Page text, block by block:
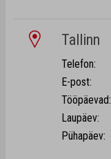
Tallinn
Telefon:
E-post:
Tööpäevad:
Laupäev:
Pühapäev: